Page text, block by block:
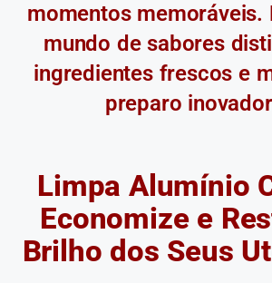
momentos memoráveis.
mundo de sabores
ingredientes frescos e
preparo
Limpa Alumínio
Economize e
Brilho dos Seus